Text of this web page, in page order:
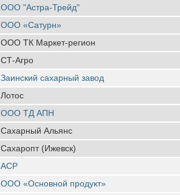
ООО "Астра-Трейд"
ООО «Сатурн»
ООО ТК Маркет-регион
СТ-Агро
Заинский сахарный завод
Лотос
ООО ТД АПН
Сахарный Альянс
Сахаропт (Ижевск)
АСР
ООО «Основной продукт»